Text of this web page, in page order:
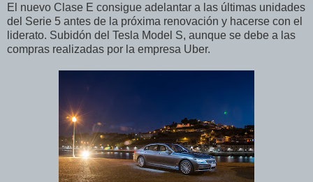
El nuevo Clase E consigue adelantar a las últimas unidades
del Serie 5 antes de la próxima renovación y hacerse con el
liderato. Subidón del Tesla Model S, aunque se debe a las
compras realizadas por la empresa Uber.